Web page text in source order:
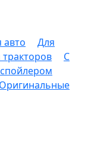
авто
Для
С
Оригинальные